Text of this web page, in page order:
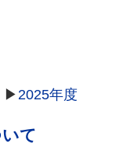
2025年度
て